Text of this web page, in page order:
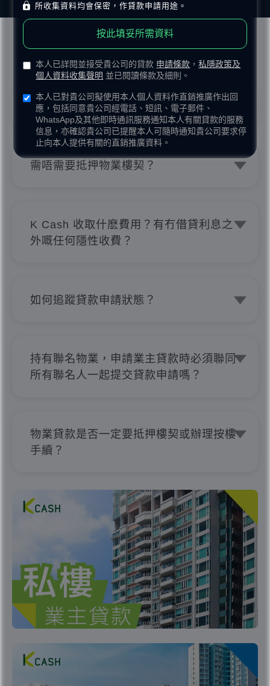
所收集資料均會保密，作貸款申請用途。
按此填妥所需資料
本人已詳閱並接受貴公司的貸款 申請條款 ，私隱政策及
個人資料收集聲明 並已閱讀條款及細則。
本人已對貴公司擬使用本人個人資料作直銷推廣作出回
應，包括同意貴公司經電話、短訊、電子郵件、
WhatsApp及其他即時通訊服務通知本人有關貸款的服務
信息，亦確認貴公司已提醒本人可隨時通知貴公司要求停
止向本人提供有關的直銷推廣資料。
常見問題
申請K Cash 網上貸款要交咩文件？
申請只需簡單文件，你嘅香港永久性居民
身份證、最近三個月內嘅郵寄住址證明同
銀行記錄單就得。
需唔需要抵押物業樓契？
200萬，輕鬆套現。
K Cash 收取什麽費用？有冇借貸利息之
外嘅任何隱性收費？
被拒絕或授予貸款，只要最終無接納貸
費。我哋絕對無任何借貸利息之外的隱性
收費，所有條款透明度極高。所見即所
得，一目了然。
如何追蹤貸款申請狀態？
持有聯名物業，申請業主貸款時必須聯同
所有聯名人一起提交貸款申請嗎？
為準。
物業貸款是否一定要抵押樓契或辦理按樓
手續？
須抵押物業樓契，亦無需辦理按樓手續及
登記土地註冊處，都有機會申請大額貸
款，貸款額最高可達200萬。一切申請及
批核結果將視乎申請人資格及最終審批而
定。